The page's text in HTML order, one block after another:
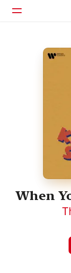
Inicio
When